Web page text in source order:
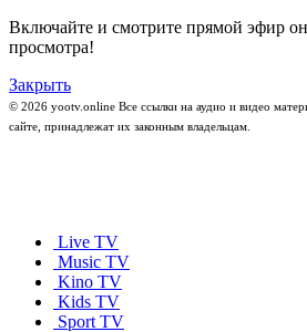
Включайте и смотрите прямой эфир
просмотра!
Закрыть
© 2026 yootv.online Все ссылки на аудио и видео
сайте, принадлежат их законным владельцам.
Live TV
Music TV
Kino TV
Kids TV
Sport TV